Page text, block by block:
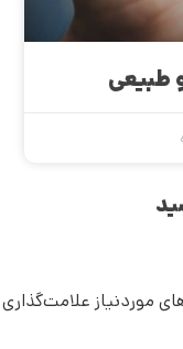
موردنیاز علامت‌گذاری